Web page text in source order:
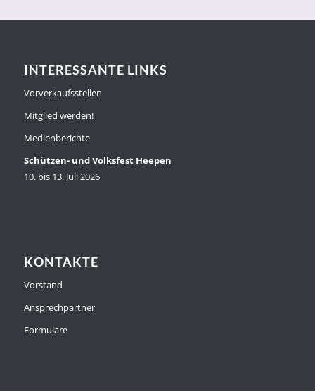
INTERESSANTE LINKS
Vorverkaufsstellen
Mitglied werden!
Medienberichte
Schützen- und Volksfest Heepen
10. bis 13. Juli 2026
KONTAKTE
Vorstand
Ansprechpartner
Formulare